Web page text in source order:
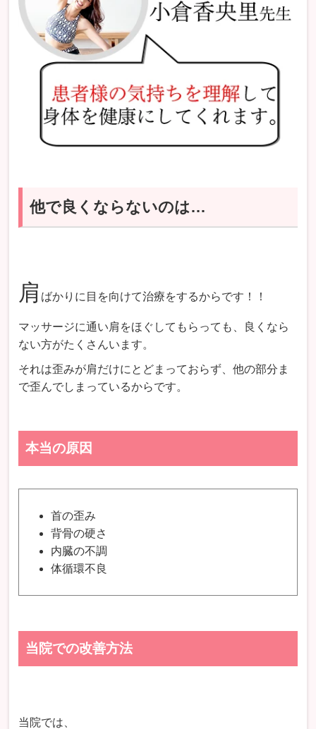
他で良くならないのは…
肩 ばかりに目を向けて治療をするからです！！
マッサージに通い肩をほぐしてもらっても、良くなら
ない方がたくさんいます。
それは歪みが肩だけにとどまっておらず、他の部分ま
で歪んでしまっているからです。
本当の原因
首の歪み
背骨の硬さ
内臓の不調
体循環不良
当院での改善方法
当院では、